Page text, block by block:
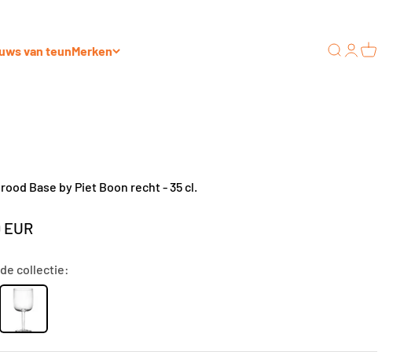
van teunMerken
ZoekenInloggen
Base by Piet Boon recht - 35 cl.
collectie: